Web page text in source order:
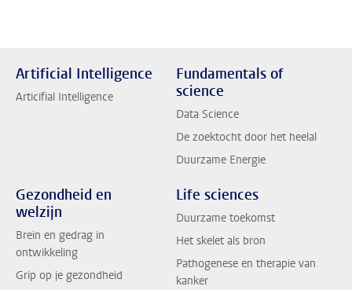
Artificial Intelligence
Articifial Intelligence
Fundamentals of
science
Data Science
De zoektocht door het heelal
Duurzame Energie
Gezondheid en
welzijn
Brein en gedrag in
ontwikkeling
Grip op je gezondheid
Life sciences
Duurzame toekomst
Het skelet als bron
Pathogenese en therapie van
kanker